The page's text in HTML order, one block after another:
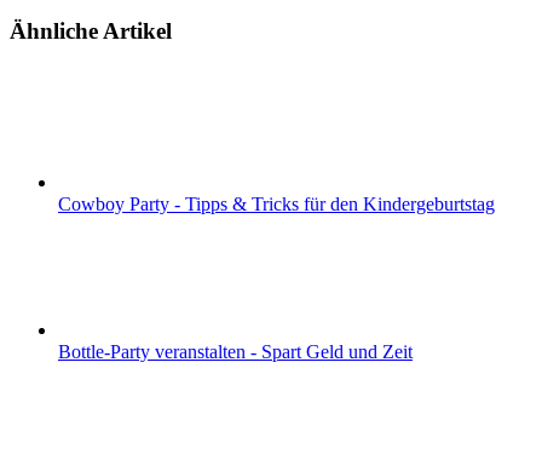
Ähnliche Artikel
Cowboy Party - Tipps & Tricks für den Kindergeburtstag
Bottle-Party veranstalten - Spart Geld und Zeit